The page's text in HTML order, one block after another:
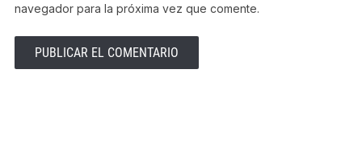
navegador para la próxima vez que comente.